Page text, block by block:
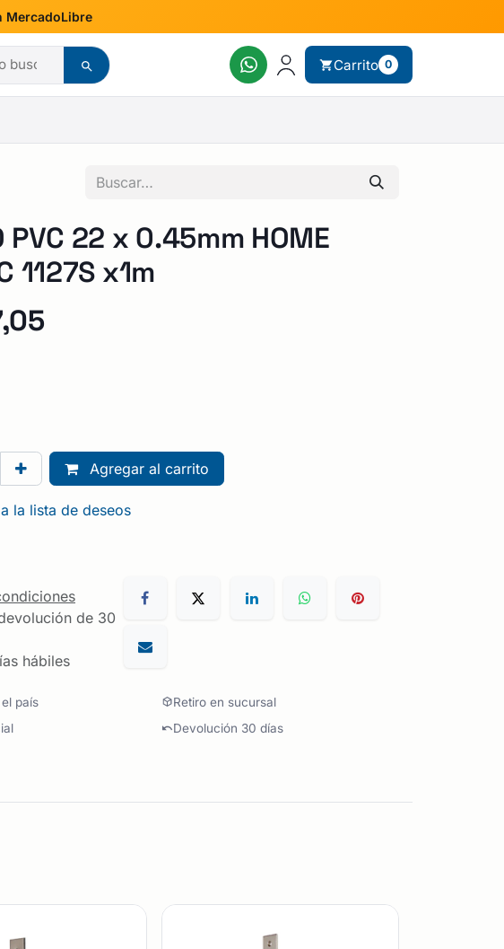
MercadoLibre
Carrito 0
PVC 22 x 0.45mm HOME
1127S x1m
Agregar al carrito
la lista de deseos
de 30
hábiles
país
Retiro en sucursal
Devolución 30 días